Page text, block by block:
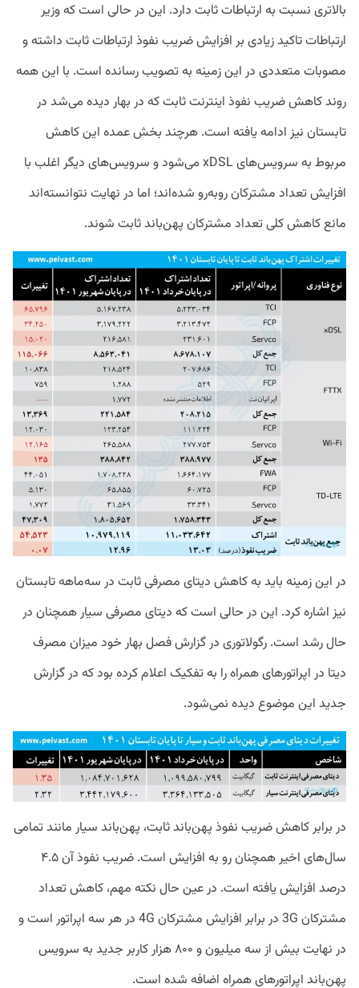
بالاتری نسبت به ارتباطات ثابت دارد. این در حالی است که وزیر
ارتباطات تاکید زیادی بر افزایش ضریب نفوذ ارتباطات ثابت داشته و
مصوبات متعددی در این زمینه به تصویب رسانده است. با این همه
روند کاهش ضریب نفوذ اینترنت ثابت که در بهار دیده می‌شد در
تابستان نیز ادامه یافته است. هرچند بخش عمده این کاهش
مربوط به سرویس‌های xDSL می‌شود و سرویس‌های دیگر اغلب با
افزایش تعداد مشترکان روبه‌رو شده‌اند؛ اما در نهایت نتوانسته‌اند
مانع کاهش کلی تعداد مشترکان پهن‌باند ثابت شوند.
در این زمینه باید به کاهش دیتای مصرفی ثابت در سه‌ماهه تابستان
نیز اشاره کرد. این در حالی است که دیتای مصرفی سیار همچنان در
حال رشد است. رگولاتوری در گزارش فصل بهار خود میزان مصرف
دیتا در اپراتورهای همراه را به تفکیک اعلام کرده بود که در گزارش
جدید این موضوع دیده نمی‌شود.
در برابر کاهش ضریب نفوذ پهن‌باند ثابت، پهن‌باند سیار مانند تمامی
سال‌های اخیر همچنان رو به افزایش است. ضریب نفوذ آن ۴.۵
درصد افزایش یافته است. در عین حال نکته مهم، کاهش تعداد
مشترکان 3G‌ در برابر افزایش مشترکان 4G در هر سه اپراتور است و
در نهایت بیش از سه میلیون و ۸۰۰ هزار کاربر جدید به سرویس
پهن‌باند اپراتورهای همراه اضافه شده‌ است.